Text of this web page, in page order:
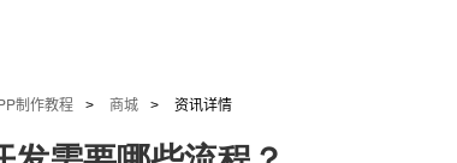
制作教程 > 商城 > 资讯详情